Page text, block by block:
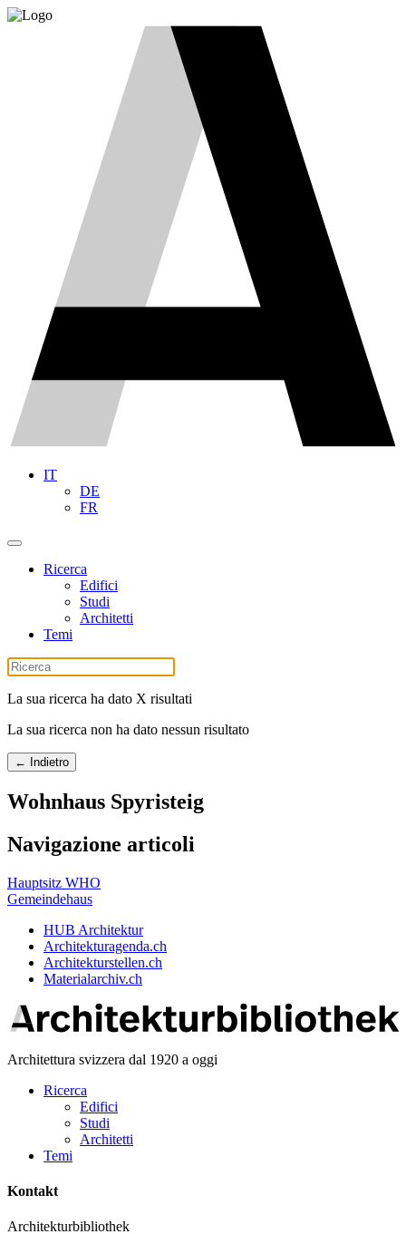
IT
DE
FR
Ricerca
Edifici
Studi
Architetti
Temi
La sua ricerca ha dato X risultati
La sua ricerca non ha dato nessun risultato
← Indietro
Wohnhaus Spyristeig
Navigazione articoli
Hauptsitz WHO
Gemeindehaus
HUB Architektur
Architekturagenda.ch
Architekturstellen.ch
Materialarchiv.ch
Architettura svizzera dal 1920 a oggi
Ricerca
Edifici
Studi
Architetti
Temi
Kontakt
Architekturbibliothek